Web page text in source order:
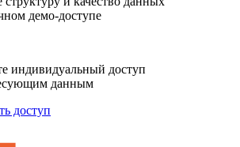
демо-доступе